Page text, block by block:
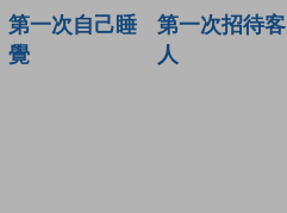
第一次自己睡
覺
第一次招待客
人